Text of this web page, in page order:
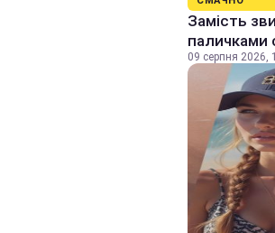
Замість
паличками
09 серпня 2026,